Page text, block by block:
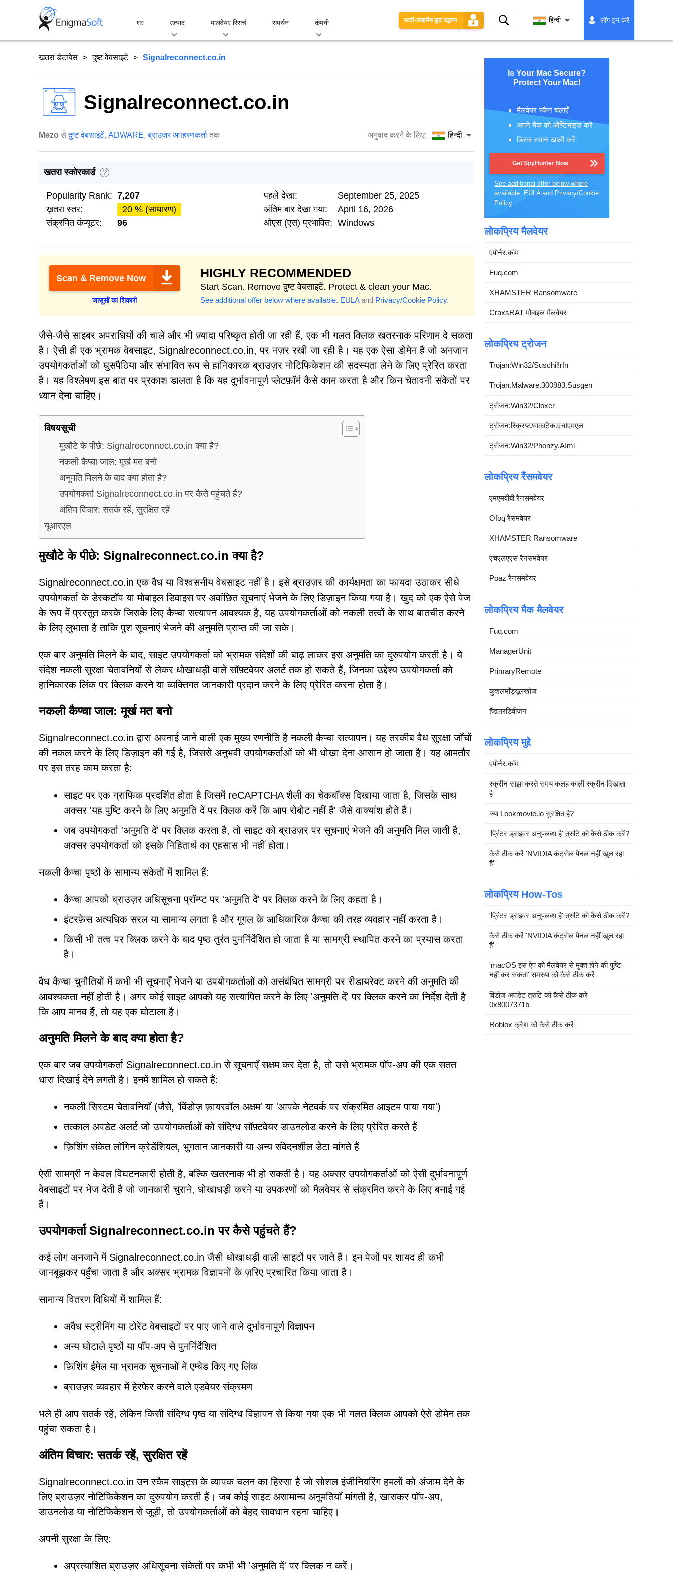
घर उत्पाद मालवेयर रिसर्च समर्थन कंपनी मल्टी-लाइसेंस छूट उद्धरण खोज हिन्दी लॉग इन करें
खतरा डेटाबेस दुष्ट वेबसाइटें Signalreconnect.co.in
Signalreconnect.co.in
Mezo सेदुष्ट वेबसाइटें, ADWARE,ब्राउज़र अपहरणकर्ता तक अनुवाद करने के लिए: हिन्दी
खतरा स्कोरकार्ड ?
Popularity Rank: 7,207
ख़तरा स्तर:
20 % (साधारण)
संक्रमित कंप्यूटर:
96
पहले देखा:
September 25, 2025
अंतिम बार देखा गया:
April 16, 2026
ओएस (एस) प्रभावित: Windows
Scan & Remove Now
जासूसों का शिकारी
HIGHLY RECOMMENDED
Start Scan. Remove दुष्ट वेबसाइटें. Protect & clean your Mac.
See additional offer below where available. EULAand Privacy/Cookie Policy.
जैसे-जैसे साइबर अपराधियों की चालें और भी ज़्यादा परिष्कृत होती जा रही हैं, एक भी गलत क्लिक खतरनाक परिणाम दे सकता
है। ऐसी ही एक भ्रामक वेबसाइट, Signalreconnect.co.in, पर नज़र रखी जा रही है। यह एक ऐसा डोमेन है जो अनजान
उपयोगकर्ताओं को घुसपैठिया और संभावित रूप से हानिकारक ब्राउज़र नोटिफिकेशन की सदस्यता लेने के लिए प्रेरित करता
है। यह विश्लेषण इस बात पर प्रकाश डालता है कि यह दुर्भावनापूर्ण प्लेटफ़ॉर्म कैसे काम करता है और किन चेतावनी संकेतों पर
ध्यान देना चाहिए।
विषयसूची
मुखौटे के पीछे: Signalreconnect.co.in क्या है?
नकली कैप्चा जाल: मूर्ख मत बनो
अनुमति मिलने के बाद क्या होता है?
उपयोगकर्ता Signalreconnect.co.in पर कैसे पहुंचते हैं?
अंतिम विचार: सतर्क रहें, सुरक्षित रहें
यूआरएल
मुखौटे के पीछे: Signalreconnect.co.in क्या है?
Signalreconnect.co.in एक वैध या विश्वसनीय वेबसाइट नहीं है। इसे ब्राउज़र की कार्यक्षमता का फायदा उठाकर सीधे
उपयोगकर्ता के डेस्कटॉप या मोबाइल डिवाइस पर अवांछित सूचनाएं भेजने के लिए डिज़ाइन किया गया है। खुद को एक ऐसे पेज
के रूप में प्रस्तुत करके जिसके लिए कैप्चा सत्यापन आवश्यक है, यह उपयोगकर्ताओं को नकली तत्वों के साथ बातचीत करने
के लिए लुभाता है ताकि पुश सूचनाएं भेजने की अनुमति प्राप्त की जा सके।
एक बार अनुमति मिलने के बाद, साइट उपयोगकर्ता को भ्रामक संदेशों की बाढ़ लाकर इस अनुमति का दुरुपयोग करती है। ये
संदेश नकली सुरक्षा चेतावनियों से लेकर धोखाधड़ी वाले सॉफ़्टवेयर अलर्ट तक हो सकते हैं, जिनका उद्देश्य उपयोगकर्ता को
हानिकारक लिंक पर क्लिक करने या व्यक्तिगत जानकारी प्रदान करने के लिए प्रेरित करना होता है।
नकली कैप्चा जाल: मूर्ख मत बनो
Signalreconnect.co.in द्वारा अपनाई जाने वाली एक मुख्य रणनीति है नकली कैप्चा सत्यापन। यह तरकीब वैध सुरक्षा जाँचों
की नकल करने के लिए डिज़ाइन की गई है, जिससे अनुभवी उपयोगकर्ताओं को भी धोखा देना आसान हो जाता है। यह आमतौर
पर इस तरह काम करता है:
साइट पर एक ग्राफिक प्रदर्शित होता है जिसमें reCAPTCHA शैली का चेकबॉक्स दिखाया जाता है, जिसके साथ
अक्सर 'यह पुष्टि करने के लिए अनुमति दें पर क्लिक करें कि आप रोबोट नहीं हैं' जैसे वाक्यांश होते हैं।
जब उपयोगकर्ता 'अनुमति दें' पर क्लिक करता है, तो साइट को ब्राउज़र पर सूचनाएं भेजने की अनुमति मिल जाती है,
अक्सर उपयोगकर्ता को इसके निहितार्थ का एहसास भी नहीं होता।
नकली कैप्चा पृष्ठों के सामान्य संकेतों में शामिल हैं:
कैप्चा आपको ब्राउज़र अधिसूचना प्रॉम्प्ट पर 'अनुमति दें' पर क्लिक करने के लिए कहता है।
इंटरफ़ेस अत्यधिक सरल या सामान्य लगता है और गूगल के आधिकारिक कैप्चा की तरह व्यवहार नहीं करता है।
किसी भी तत्व पर क्लिक करने के बाद पृष्ठ तुरंत पुनर्निर्देशित हो जाता है या सामग्री स्थापित करने का प्रयास करता
है।
वैध कैप्चा चुनौतियों में कभी भी सूचनाएँ भेजने या उपयोगकर्ताओं को असंबंधित सामग्री पर रीडायरेक्ट करने की अनुमति की
आवश्यकता नहीं होती है। अगर कोई साइट आपको यह सत्यापित करने के लिए 'अनुमति दें' पर क्लिक करने का निर्देश देती है
कि आप मानव हैं, तो यह एक घोटाला है।
अनुमति मिलने के बाद क्या होता है?
एक बार जब उपयोगकर्ता Signalreconnect.co.in से सूचनाएँ सक्षम कर देता है, तो उसे भ्रामक पॉप-अप की एक सतत
धारा दिखाई देने लगती है। इनमें शामिल हो सकते हैं:
नकली सिस्टम चेतावनियाँ (जैसे, 'विंडोज़ फ़ायरवॉल अक्षम' या 'आपके नेटवर्क पर संक्रमित आइटम पाया गया')
तत्काल अपडेट अलर्ट जो उपयोगकर्ताओं को संदिग्ध सॉफ़्टवेयर डाउनलोड करने के लिए प्रेरित करते हैं
फ़िशिंग संकेत लॉगिन क्रेडेंशियल, भुगतान जानकारी या अन्य संवेदनशील डेटा मांगते हैं
ऐसी सामग्री न केवल विघटनकारी होती है, बल्कि खतरनाक भी हो सकती है। यह अक्सर उपयोगकर्ताओं को ऐसी दुर्भावनापूर्ण
वेबसाइटों पर भेज देती है जो जानकारी चुराने, धोखाधड़ी करने या उपकरणों को मैलवेयर से संक्रमित करने के लिए बनाई गई
हैं।
उपयोगकर्ता Signalreconnect.co.in पर कैसे पहुंचते हैं?
कई लोग अनजाने में Signalreconnect.co.in जैसी धोखाधड़ी वाली साइटों पर जाते हैं। इन पेजों पर शायद ही कभी
जानबूझकर पहुँचा जाता है और अक्सर भ्रामक विज्ञापनों के ज़रिए प्रचारित किया जाता है।
सामान्य वितरण विधियों में शामिल हैं:
अवैध स्ट्रीमिंग या टोरेंट वेबसाइटों पर पाए जाने वाले दुर्भावनापूर्ण विज्ञापन
अन्य घोटाले पृष्ठों या पॉप-अप से पुनर्निर्देशित
फ़िशिंग ईमेल या भ्रामक सूचनाओं में एम्बेड किए गए लिंक
ब्राउज़र व्यवहार में हेरफेर करने वाले एडवेयर संक्रमण
भले ही आप सतर्क रहें, लेकिन किसी संदिग्ध पृष्ठ या संदिग्ध विज्ञापन से किया गया एक भी गलत क्लिक आपको ऐसे डोमेन तक
पहुंचा सकता है।
अंतिम विचार: सतर्क रहें, सुरक्षित रहें
Signalreconnect.co.in उन स्कैम साइट्स के व्यापक चलन का हिस्सा है जो सोशल इंजीनियरिंग हमलों को अंजाम देने के
लिए ब्राउज़र नोटिफिकेशन का दुरुपयोग करती हैं। जब कोई साइट असामान्य अनुमतियाँ मांगती है, खासकर पॉप-अप,
डाउनलोड या नोटिफिकेशन से जुड़ी, तो उपयोगकर्ताओं को बेहद सावधान रहना चाहिए।
अपनी सुरक्षा के लिए:
अप्रत्याशित ब्राउज़र अधिसूचना संकेतों पर कभी भी 'अनुमति दें' पर क्लिक न करें।
Is Your Mac Secure?
Protect Your Mac!
मैलवेयर स्कैन चलाएँ
अपने मैक को ऑप्टिमाइज़ करें
डिस्क स्थान खाली करें
Get SpyHunter Now
See additional offer below where
available. EULAand Privacy/Cookie
Policy.
लोकप्रिय मैलवेयर
एपोर्नर.कॉम
Fuq.com
XHAMSTER Ransomware
CraxsRAT मोबाइल मैलवेयर
लोकप्रिय ट्रोजन
Trojan:Win32/Suschil!rfn
Trojan.Malware.300983.Susgen
ट्रोजन:Win32/Cloxer
ट्रोजन:स्क्रिप्ट/वाकाटैक.एच!एमएल
ट्रोजन:Win32/Phonzy.A!ml
लोकप्रिय रैंसमवेयर
एमएमवीबी रैनसमवेयर
Ofoq रैंसमवेयर
XHAMSTER Ransomware
एचएलएएस रैनसमवेयर
Poaz रैनसमवेयर
लोकप्रिय मैक मैलवेयर
Fuq.com
ManagerUnit
PrimaryRemote
कुशलमॉड्यूलखोज
हैंडलरडिवीजन
लोकप्रिय मुद्दे
एपोर्नर.कॉम
स्क्रीन साझा करते समय कलह काली स्क्रीन दिखाता
है
क्या Lookmovie.io सुरक्षित है?
'प्रिंटर ड्राइवर अनुपलब्ध है' त्रुटि को कैसे ठीक करें?
कैसे ठीक करें 'NVIDIA कंट्रोल पैनल नहीं खुल रहा
है'
लोकप्रिय How-Tos
'प्रिंटर ड्राइवर अनुपलब्ध है' त्रुटि को कैसे ठीक करें?
कैसे ठीक करें 'NVIDIA कंट्रोल पैनल नहीं खुल रहा
है'
'macOS इस ऐप को मैलवेयर से मुक्त होने की पुष्टि
नहीं कर सकता' समस्या को कैसे ठीक करें
विंडोज अपडेट त्रुटि को कैसे ठीक करें
0x8007371b
Roblox क्रैश को कैसे ठीक करें